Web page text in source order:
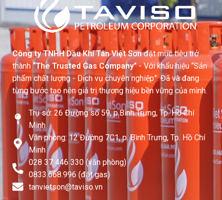
thể đồng thời chế biến nhiều món
ăn, từ ninh hầm đến xào nấu, giúp
gia tăng tốc độ phục vụ khách
hàng.
Đặc
tính
Thông số chi tiết
Model BG-08N
Danh
Bếp Giàn Gas Hàn
Quốc
Kích
thước
1200 x 600 x 800
(mm)
Chất
liệu
khung
Inox 201/304 bền
Công ty TNHH Dầu Khí Tân Việt Sơnđặt mục tiêu trở
thành “The Trusted Gas Company”- Với khẩu hiệu “Sản
phẩm chất lượng - Dịch vụ chuyên nghiệp”. Đã và đang
từng bước tạo nên giá trị thương hiệu bền vững của mình.
Trụ sở: 26 Đường số 59, p.Bình Trưng, Tp. Hồ Chí
Minh
Văn phòng: 12 Đường 7C1, p. Bình Trưng, Tp. Hồ Chí
Minh
028 37 446 330 (văn phòng)
0833.668.996 (đặt gas)
tanvietson@taviso.vn​